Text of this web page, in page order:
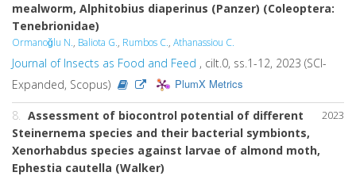
mealworm, Alphitobius diaperinus (Panzer) (Coleoptera:
Tenebrionidae)
Ormanoğlu N., Baliota G., Rumbos C., Athanassiou C.
Journal of Insects as Food and Feed , cilt.0, ss.1-12, 2023 (SCI-
Expanded, Scopus)
PlumX Metrics
2023
8. Assessment of biocontrol potential of different
Steinernema species and their bacterial symbionts,
Xenorhabdus species against larvae of almond moth,
Ephestia cautella (Walker)